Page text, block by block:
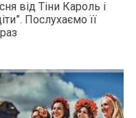
від Тіни Кароль і
Послухаємо її